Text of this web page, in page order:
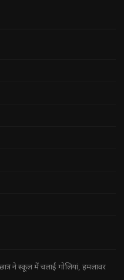
ने स्कूल में चलाई गोलियां, हमलावर